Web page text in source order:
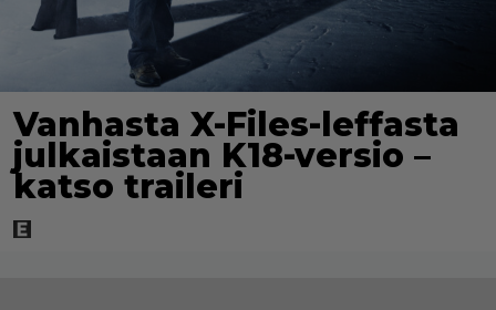
Vanhasta X-Files-leffasta
julkaistaan K18-versio –
katso traileri